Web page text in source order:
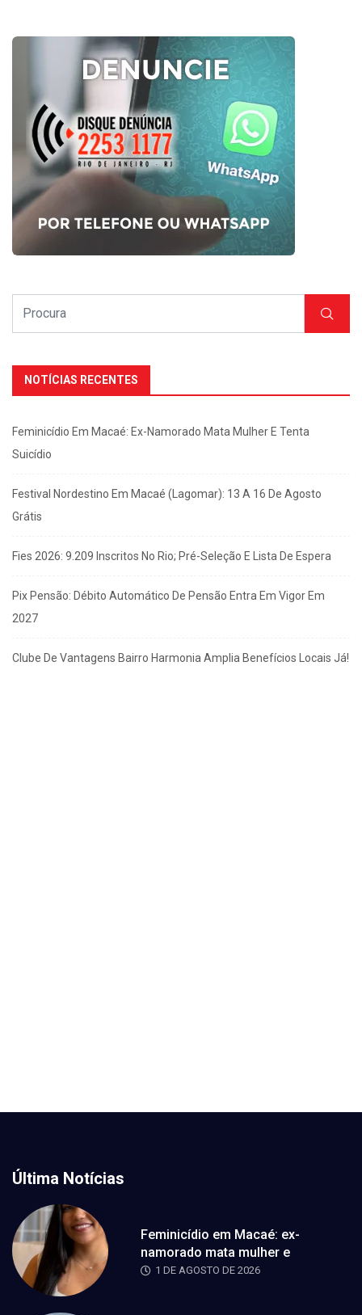
NOTÍCIAS RECENTES
Feminicídio Em Macaé: Ex-Namorado Mata Mulher E Tenta
Suicídio
Festival Nordestino Em Macaé (Lagomar): 13 A 16 De Agosto
Grátis
Fies 2026: 9.209 Inscritos No Rio; Pré-Seleção E Lista De Espera
Pix Pensão: Débito Automático De Pensão Entra Em Vigor Em
2027
Clube De Vantagens Bairro Harmonia Amplia Benefícios Locais Já!
Última Notícias
Feminicídio em Macaé: ex-
namorado mata mulher e
1 DE AGOSTO DE 2026